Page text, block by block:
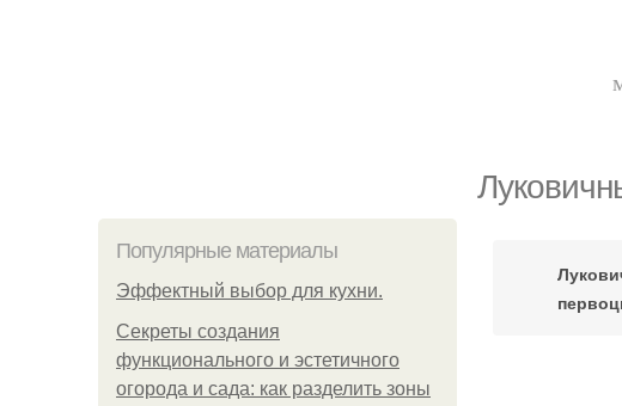
Популярные материалы
Эффектный выбор для кухни.
Секреты создания
функционального и эстетичного
огорода и сада: как разделить зоны